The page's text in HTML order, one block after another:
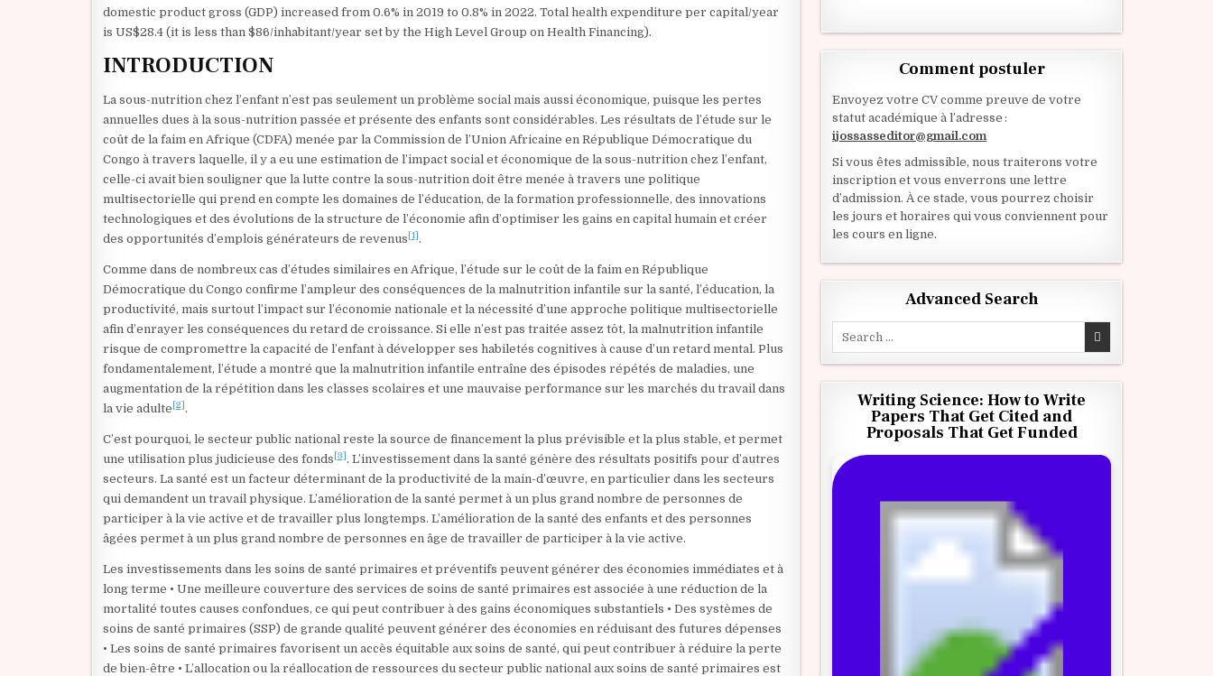
domestic product gross (GDP) increased from 0.6% in 2019 to 0.8% in 2022. Total health expenditure per capital/year
is US$28.4 (it is less than $86/inhabitant/year set by the High Level Group on Health Financing).
INTRODUCTION
La sous-nutrition chez l’enfant n’est pas seulement un problème social mais aussi économique, puisque les pertes
annuelles dues à la sous-nutrition passée et présente des enfants sont considérables. Les résultats de l’étude sur le
coût de la faim en Afrique (CDFA) menée par la Commission de l’Union Africaine en République Démocratique du
Congo à travers laquelle, il y a eu une estimation de l’impact social et économique de la sous-nutrition chez l’enfant,
celle-ci avait bien souligner que la lutte contre la sous-nutrition doit être menée à travers une politique
multisectorielle qui prend en compte les domaines de l’éducation, de la formation professionnelle, des innovations
technologiques et des évolutions de la structure de l’économie afin d’optimiser les gains en capital humain et créer
des opportunités d’emplois générateurs de revenus[1].
Comme dans de nombreux cas d’études similaires en Afrique, l’étude sur le coût de la faim en République
Démocratique du Congo confirme l’ampleur des conséquences de la malnutrition infantile sur la santé, l’éducation, la
productivité, mais surtout l’impact sur l’économie nationale et la nécessité d’une approche politique multisectorielle
afin d’enrayer les conséquences du retard de croissance. Si elle n’est pas traitée assez tôt, la malnutrition infantile
risque de compromettre la capacité de l’enfant à développer ses habiletés cognitives à cause d’un retard mental. Plus
fondamentalement, l’étude a montré que la malnutrition infantile entraîne des épisodes répétés de maladies, une
augmentation de la répétition dans les classes scolaires et une mauvaise performance sur les marchés du travail dans
la vie adulte[2].
C’est pourquoi, le secteur public national reste la source de financement la plus prévisible et la plus stable, et permet
une utilisation plus judicieuse des fonds[3]. L’investissement dans la santé génère des résultats positifs pour d’autres
secteurs. La santé est un facteur déterminant de la productivité de la main-d’œuvre, en particulier dans les secteurs
qui demandent un travail physique. L’amélioration de la santé permet à un plus grand nombre de personnes de
participer à la vie active et de travailler plus longtemps. L’amélioration de la santé des enfants et des personnes
âgées permet à un plus grand nombre de personnes en âge de travailler de participer à la vie active.
Les investissements dans les soins de santé primaires et préventifs peuvent générer des économies immédiates et à
long terme • Une meilleure couverture des services de soins de santé primaires est associée à une réduction de la
mortalité toutes causes confondues, ce qui peut contribuer à des gains économiques substantiels • Des systèmes de
soins de santé primaires (SSP) de grande qualité peuvent générer des économies en réduisant des futures dépenses
• Les soins de santé primaires favorisent un accès équitable aux soins de santé, qui peut contribuer à réduire la perte
de bien-être • L’allocation ou la réallocation de ressources du secteur public national aux soins de santé primaires est
Comment postuler
Envoyez votre CV comme preuve de votre
statut académique à l’adresse :
ijossasseditor@gmail.com
Si vous êtes admissible, nous traiterons votre
inscription et vous enverrons une lettre
d’admission. À ce stade, vous pourrez choisir
les jours et horaires qui vous conviennent pour
les cours en ligne.
Advanced Search
Search for:
Writing Science: How to Write
Papers That Get Cited and
Proposals That Get Funded